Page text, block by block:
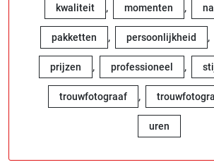
kwaliteit , momenten ,
pakketten , persoonlijkheid ,
prijzen , professioneel ,
trouwfotograaf ,
uren